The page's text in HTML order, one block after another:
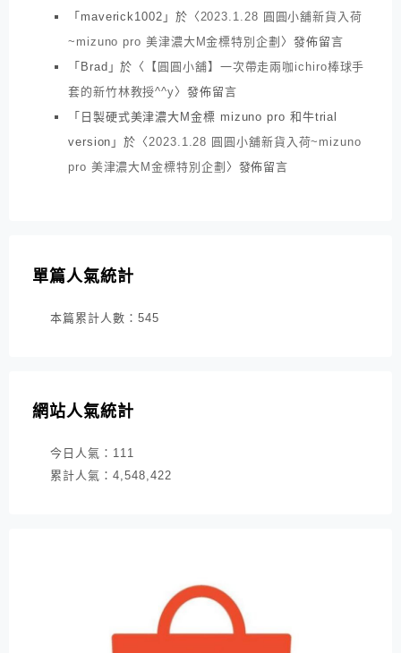
「 maverick1002 」於〈2023.1.28 圓圓小舖新貨入荷
~mizuno pro 美津濃大M金標特別企劃 〉發佈留言
「 Brad 」於〈
【圓圓小舖】一次帶走兩咖ichiro棒球手
套的新竹林教授^^y〉發佈留言
「 日製硬式美津濃大M金標 mizuno pro 和牛trial
version 」於〈2023.1.28 圓圓小舖新貨入荷~mizuno
pro 美津濃大M金標特別企劃 〉發佈留言
單篇人氣統計
本篇累計人數： 545
網站人氣統計
今日人氣： 111
累計人氣： 4,548,422